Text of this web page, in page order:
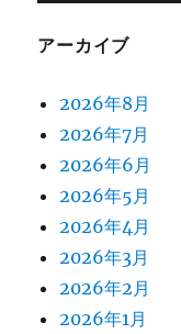
アーカイブ
2026年8月
2026年7月
2026年6月
2026年5月
2026年4月
2026年3月
2026年2月
2026年1月